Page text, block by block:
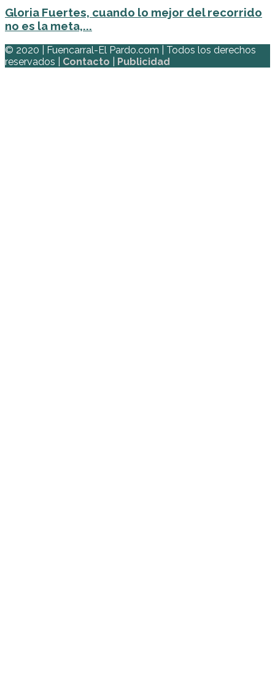
Gloria Fuertes, cuando lo mejor del recorrido
no es la meta,...
© 2020 | Fuencarral-El Pardo.com | Todos los derechos
reservados | Contacto Publicidad